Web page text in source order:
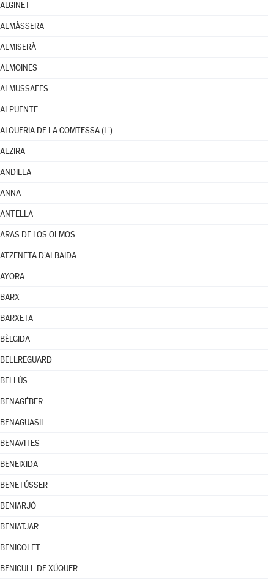
ALGINET
ALMÀSSERA
ALMISERÀ
ALMOINES
ALMUSSAFES
ALPUENTE
ALQUERIA DE LA COMTESSA (L')
ALZIRA
ANDILLA
ANNA
ANTELLA
ARAS DE LOS OLMOS
ATZENETA D'ALBAIDA
AYORA
BARX
BARXETA
BÈLGIDA
BELLREGUARD
BELLÚS
BENAGÉBER
BENAGUASIL
BENAVITES
BENEIXIDA
BENETÚSSER
BENIARJÓ
BENIATJAR
BENICOLET
BENICULL DE XÚQUER